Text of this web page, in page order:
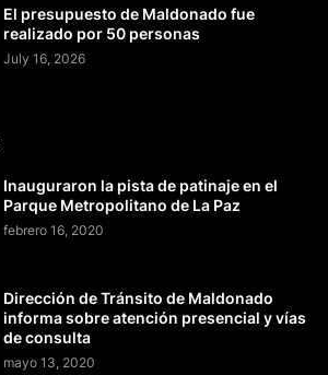
El presupuesto de Maldonado fue
realizado por 50 personas
July 16, 2026
Inauguraron la pista de patinaje en el
Parque Metropolitano de La Paz
febrero 16, 2020
Dirección de Tránsito de Maldonado
informa sobre atención presencial y vías
de consulta
mayo 13, 2020